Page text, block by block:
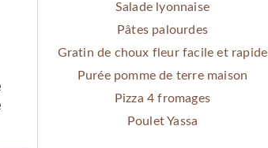
Salade lyonnaise
Pâtes palourdes
Gratin de choux fleur facile et rapide
Purée pomme de terre maison
Pizza 4 fromages
Poulet Yassa